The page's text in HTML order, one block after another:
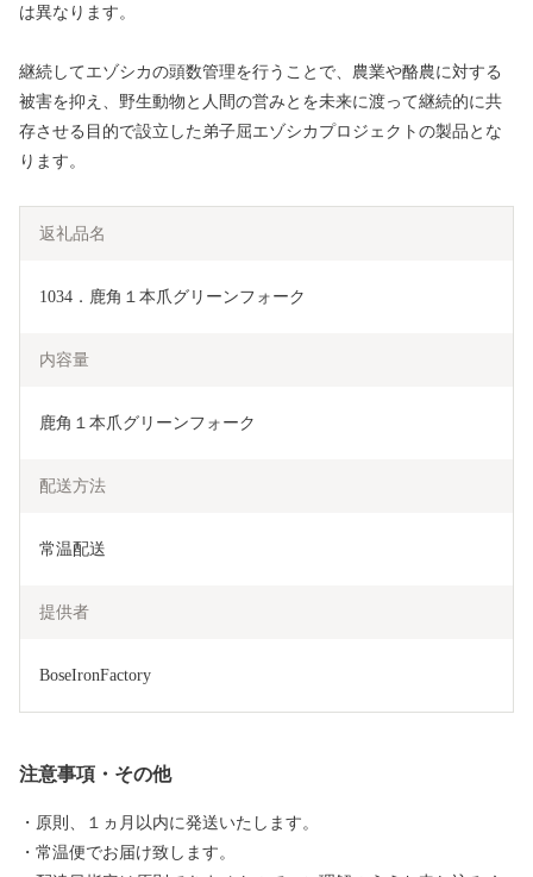
は異なります。
継続してエゾシカの頭数管理を行うことで、農業や酪農に対する
被害を抑え、野生動物と人間の営みとを未来に渡って継続的に共
存させる目的で設立した弟子屈エゾシカプロジェクトの製品とな
ります。
返礼品名
1034．鹿角１本爪グリーンフォーク
内容量
鹿角１本爪グリーンフォーク
配送方法
常温配送
提供者
BoseIronFactory
注意事項・その他
・原則、１ヵ月以内に発送いたします。
・常温便でお届け致します。